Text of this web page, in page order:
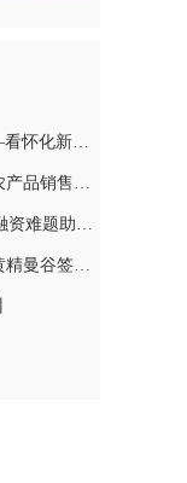
现代农业|“湘品出湘”再奏强音——看怀化新晃黄精曼谷签单背后的“强链密码”
“新晃三宝”供销臻选店开业 解决农产品销售难题
新晃：40余家企业集中培训 破解融资难题助力发展
“湘品出湘”再奏强音 ——看新晃黄精曼谷签单背后的“强链密码”